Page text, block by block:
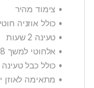
• צימוד מהיר
• כולל אוזניה
• טעינה 2 שעות
• אלחוטי למשך 8 שעות שיחה ו- 80 שעות המתנה
• כולל כבל טעינה USB
• מתאימה לאוזן